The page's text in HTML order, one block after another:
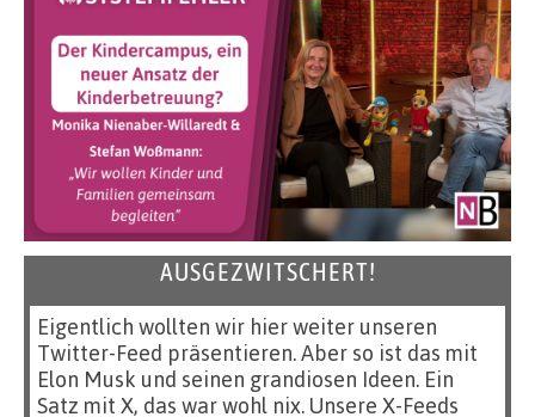
AUSGEZWITSCHERT!
Eigentlich wollten wir hier weiter unseren
Twitter-Feed präsentieren. Aber so ist das mit
Elon Musk und seinen grandiosen Ideen. Ein
Satz mit X, das war wohl nix. Unsere X-Feeds